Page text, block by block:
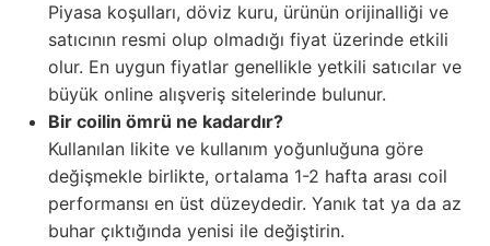
Piyasa koşulları, döviz kuru, ürünün orijinalliği ve
satıcının resmi olup olmadığı fiyat üzerinde etkili
olur. En uygun fiyatlar genellikle yetkili satıcılar ve
büyük online alışveriş sitelerinde bulunur.
Bir coilin ömrü ne kadardır?
Kullanılan likite ve kullanım yoğunluğuna göre
değişmekle birlikte, ortalama 1-2 hafta arası coil
performansı en üst düzeydedir. Yanık tat ya da az
buhar çıktığında yenisi ile değiştirin.